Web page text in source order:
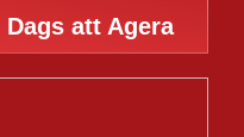
att Agera